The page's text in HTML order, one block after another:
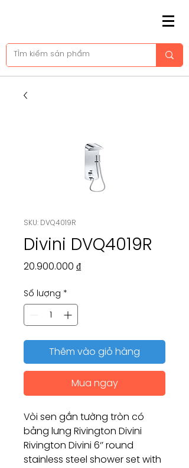
SKU: DVQ4019R
Divini DVQ4019R
20.900.000 ₫Giá
Số lượng *
Thêm vào giỏ hàng
Mua ngay
Vòi sen gắn tường tròn có
bảng lưng Rivington Divini
Rivington Divini 6‘’ round
stainless steel shower set with